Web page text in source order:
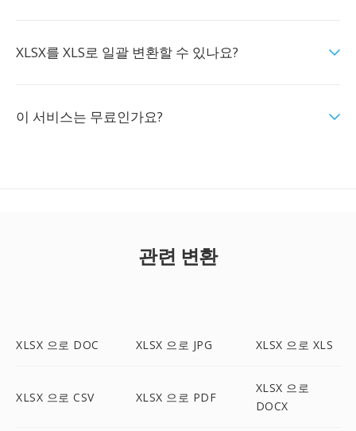
XLSX를 XLS로 일괄 변환할 수 있나요?
이 서비스는 무료인가요?
관련 변환
XLSX 으로 DOC XLSX 으로 JPG XLSX 으로 XLS
XLSX 으로 CSV XLSX 으로 PDF
XLSX 으로
DOCX